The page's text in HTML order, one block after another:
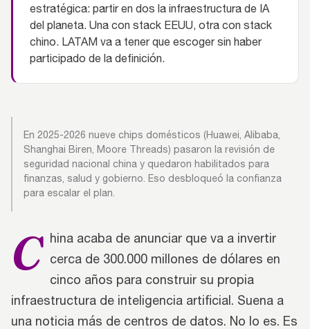
estratégica: partir en dos la infraestructura de IA
del planeta. Una con stack EEUU, otra con stack
chino. LATAM va a tener que escoger sin haber
participado de la definición.
En 2025-2026 nueve chips domésticos (Huawei, Alibaba,
Shanghai Biren, Moore Threads) pasaron la revisión de
seguridad nacional china y quedaron habilitados para
finanzas, salud y gobierno. Eso desbloqueó la confianza
para escalar el plan.
C
hina acaba de anunciar que va a invertir
cerca de 300.000 millones de dólares en
cinco años para construir su propia
infraestructura de inteligencia artificial. Suena a
una noticia más de centros de datos. No lo es. Es